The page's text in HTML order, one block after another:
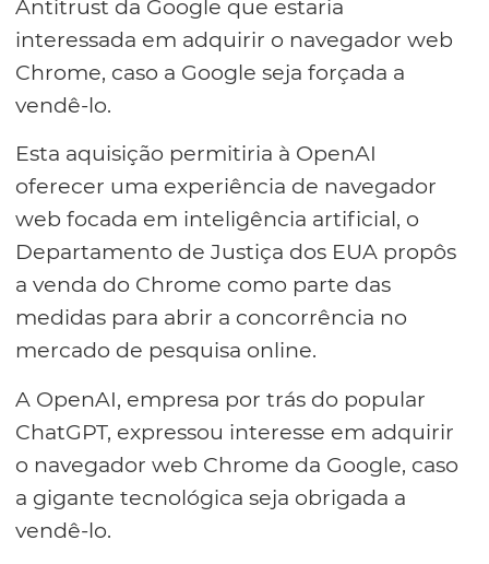
Antitrust da Google que estaria
interessada em adquirir o navegador web
Chrome, caso a Google seja forçada a
vendê-lo.
Esta aquisição permitiria à OpenAI
oferecer uma experiência de navegador
web focada em inteligência artificial, o
Departamento de Justiça dos EUA propôs
a venda do Chrome como parte das
medidas para abrir a concorrência no
mercado de pesquisa online.
A OpenAI, empresa por trás do popular
ChatGPT, expressou interesse em adquirir
o navegador web Chrome da Google, caso
a gigante tecnológica seja obrigada a
vendê-lo.